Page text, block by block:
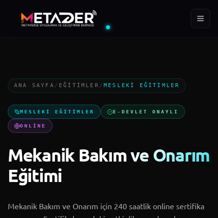
Ana Sayfa
Kurumsal
Projeler
MTD Akademi
ANA SAYFA / EĞITIMLER /MESLEKI EĞITIMLER
MESLEKI EĞITIMLER E-DEVLET ONAYLI
ONLINE
Mekanik Bakım ve Onarım
Eğitimi
Mekanik Bakım ve Onarım için 240 saatlik online sertifika